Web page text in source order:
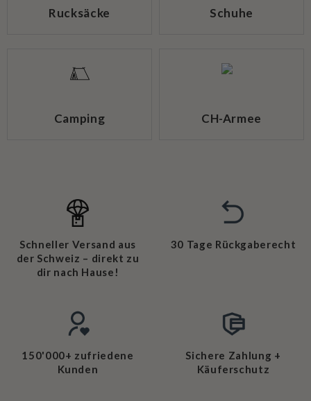
Rucksäcke Schuhe
Camping CH-Armee
Schneller Versand aus
der Schweiz – direkt zu
dir nach Hause!
30 Tage Rückgaberecht
150'000+ zufriedene
Kunden
Sichere Zahlung +
Käuferschutz